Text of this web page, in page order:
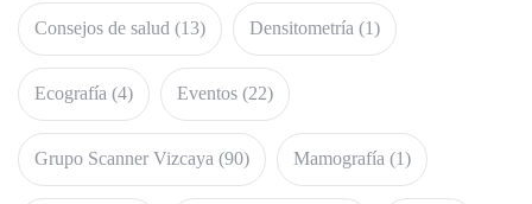
Consejos de salud (13) Densitometría (1)
Ecografía (4) Eventos (22)
Grupo Scanner Vizcaya (90) Mamografía (1)